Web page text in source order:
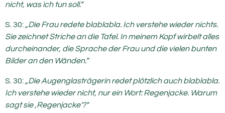
nicht, was ich tun soll.“
S. 30: „Die Frau redete blablabla. Ich verstehe wieder nichts.
Sie zeichnet Striche an die Tafel. In meinem Kopf wirbelt alles
durcheinander, die Sprache der Frau und die vielen bunten
Bilder an den Wänden.“
S. 30: „Die Augenglasträgerin redet plötzlich auch blablabla.
Ich verstehe wieder nicht, nur ein Wort: Regenjacke. Warum
sagt sie ‚Regenjacke‘?"